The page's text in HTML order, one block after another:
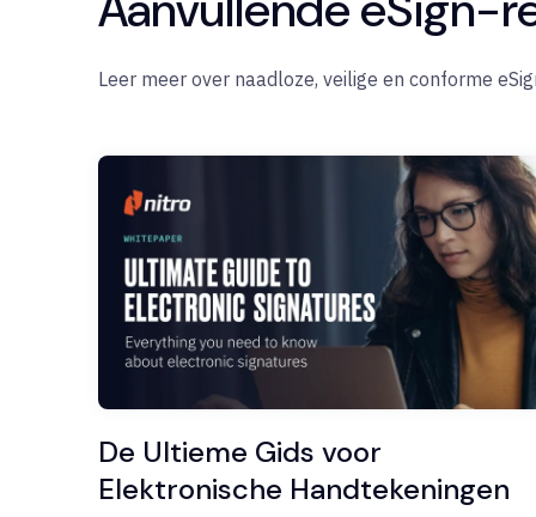
Leer meer over naadloze, veilige en conforme
De Ultieme Gids voor
Elektronische Handtekeningen